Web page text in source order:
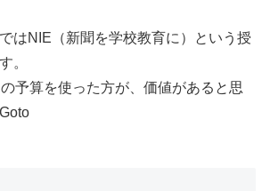
はNIE（新聞を学校教育に）という授
。
予算を使った方が、価値があると思